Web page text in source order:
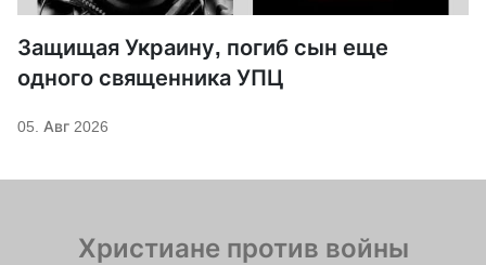
Защищая Украину, погиб сын еще
одного священника УПЦ
05. Авг 2026
Христиане против войны